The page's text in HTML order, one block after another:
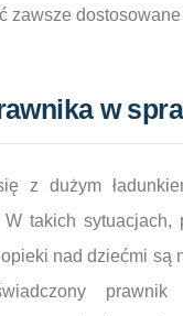
zawsze
w
z dużym
takich
nad dziećmi są